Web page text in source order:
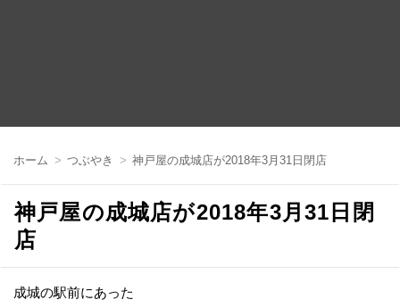
ン
ホーム つぶやき 神戸屋の成城店が2018年3月31日閉店
神戸屋の成城店が2018年3月31日閉
店
成城の駅前にあった